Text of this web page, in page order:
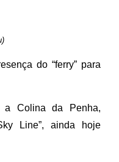
do “ferry” para
a Colina da Penha,
Line”, ainda hoje